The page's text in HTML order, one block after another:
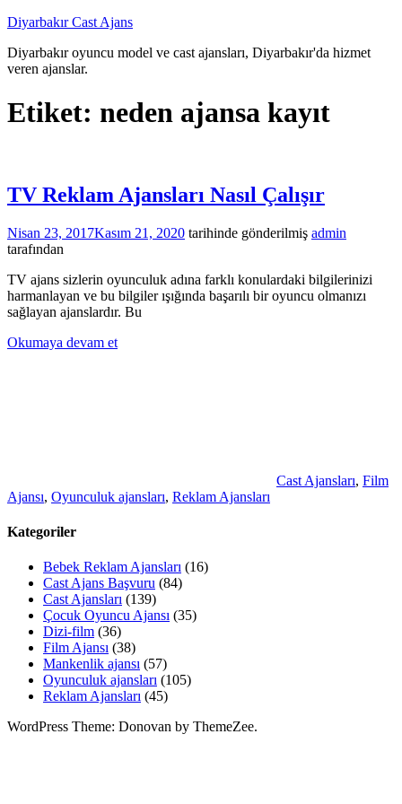
İçeriğe
Diyarbakır Cast Ajans
Diyarbakır oyuncu model ve cast ajansları, Diyarbakır'da hizmet
veren ajanslar.
Etiket: neden ajansa kayıt
TV Reklam Ajansları Nasıl Çalışır
Nisan 23, 2017Kasım 21, 2020 tarihinde gönderilmiş admin
tarafından
TV ajans sizlerin oyunculuk adına farklı konulardaki bilgilerinizi
harmanlayan ve bu bilgiler ışığında başarılı bir oyuncu olmanızı
sağlayan ajanslardır. Bu
Okumaya devam et
Cast Ajansları, Film
Ajansı, Oyunculuk ajansları, Reklam Ajansları
Kategoriler
Bebek Reklam Ajansları (16)
Cast Ajans Başvuru (84)
Cast Ajansları (139)
Çocuk Oyuncu Ajansı (35)
Dizi-film (36)
Film Ajansı (38)
Mankenlik ajansı (57)
Oyunculuk ajansları (105)
Reklam Ajansları (45)
WordPress Theme: Donovan by ThemeZee.